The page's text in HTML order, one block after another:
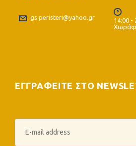
gs.peristeri@yahoo.gr
14:00 -
ΕΓΓΡΑΦΕΙΤΕ ΣΤΟ